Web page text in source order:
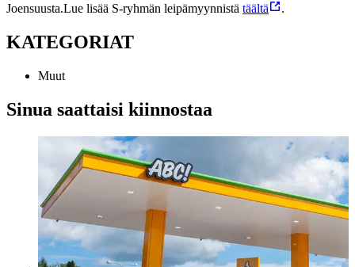
Joensuusta.Lue lisää S-ryhmän leipämyynnistä täältä .
KATEGORIAT
Muut
Sinua saattaisi kiinnostaa